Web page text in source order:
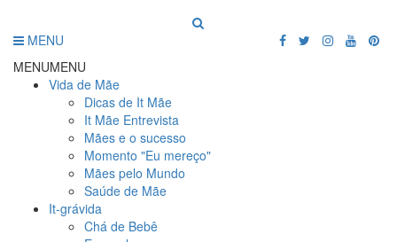
MENU
MENUMENU
Vida de Mãe
Dicas de It Mãe
It Mãe Entrevista
Mães e o sucesso
Momento "Eu mereço"
Mães pelo Mundo
Saúde de Mãe
It-grávida
Chá de Bebê